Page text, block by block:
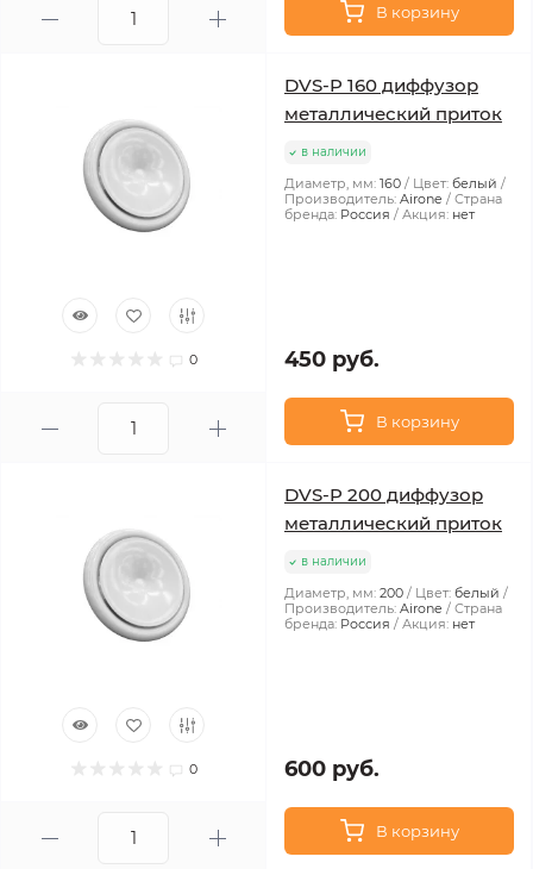
В корзину
0
DVS-P 160 диффузор
металлический приток
в наличии
Диаметр, мм: 160 Цвет: белый
Производитель: Airone
Страна
бренда: Россия Акция: нет
450 руб.
В корзину
0
DVS-P 200 диффузор
металлический приток
в наличии
Диаметр, мм: 200 Цвет: белый
Производитель: Airone
Страна
бренда: Россия Акция: нет
600 руб.
В корзину